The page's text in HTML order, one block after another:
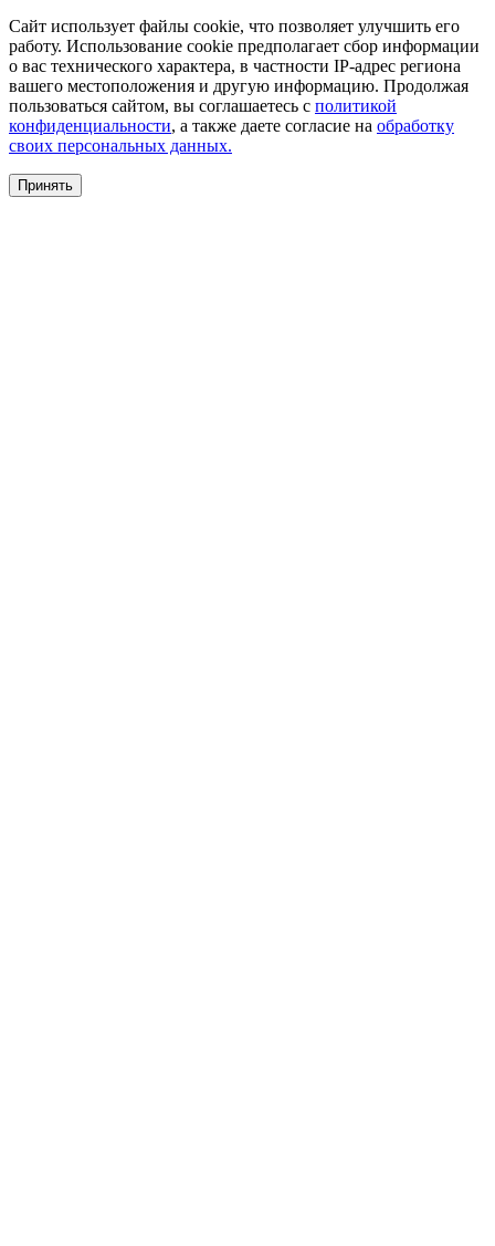
Сайт использует файлы cookie, что позволяет улучшить его
работу. Использование cookie предполагает сбор информации
о вас технического характера, в частности IP-адрес региона
вашего местоположения и другую информацию. Продолжая
пользоваться сайтом, вы соглашаетесь с политикой
конфиденциальности, а также даете согласие на обработку
своих персональных данных.
Принять